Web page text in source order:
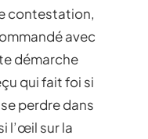
contestation,
avec
démarche
qui fait foi si
perdre dans
l’œil sur la